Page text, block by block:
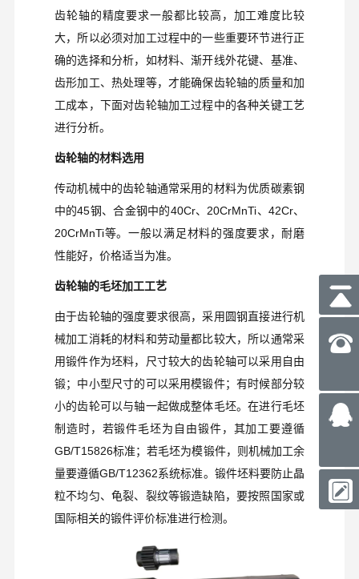
齿轮轴的精度要求一般都比较高，加工难度比较
大，所以必须对加工过程中的一些重要环节进行正
确的选择和分析，如材料、渐开线外花键、基准、
齿形加工、热处理等，才能确保齿轮轴的质量和加
工成本，下面对齿轮轴加工过程中的各种关键工艺
进行分析。
齿轮轴的材料选用
传动机械中的齿轮轴通常采用的材料为优质碳素钢
中的45钢、合金钢中的40Cr、20CrMnTi、 42Cr、
20CrMnTi等。一般以满足材料的强度要求，耐磨
性能好，价格适当为准。
齿轮轴的毛坯加工工艺
由于齿轮轴的强度要求很高，采用圆钢直接进行机
械加工消耗的材料和劳动量都比较大，所以通常采
用锻件作为坯料，尺寸较大的齿轮轴可以采用自由
锻；中小型尺寸的可以采用模锻件；有时候部分较
小的齿轮可以与轴一起做成整体毛坯。在进行毛坯
制造时，若锻件毛坯为自由锻件，其加工要遵循
GB/T15826标准；若毛坯为模锻件，则机械加工余
量要遵循GB/T12362系统标准。锻件坯料要防止晶
粒不均匀、龟裂、裂纹等锻造缺陷，要按照国家或
国际相关的锻件评价标准进行检测。